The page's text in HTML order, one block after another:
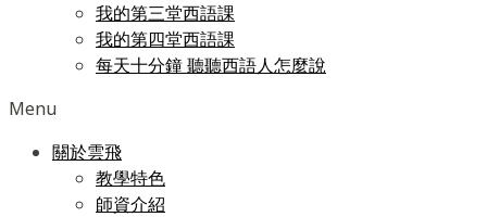
我的第三堂西語課
我的第四堂西語課
每天十分鐘 聽聽西語人怎麼說
Menu
關於雲飛
教學特色
師資介紹